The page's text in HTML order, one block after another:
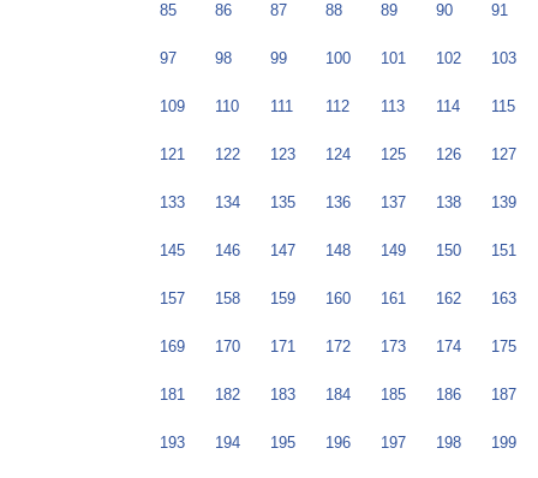
85 86 87 88 89 90 91
97 98 99 100 101 102 103
109 110 111 112 113 114 115
121 122 123 124 125 126 127
133 134 135 136 137 138 139
145 146 147 148 149 150 151
157 158 159 160 161 162 163
169 170 171 172 173 174 175
181 182 183 184 185 186 187
193 194 195 196 197 198 199